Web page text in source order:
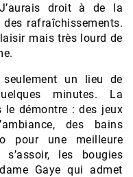
droit à de la
rafraîchissements.
mais très lourd de
un lieu de
minutes. La
démontre : des jeux
des bains
pour une meilleure
les bougies
Gaye qui admet